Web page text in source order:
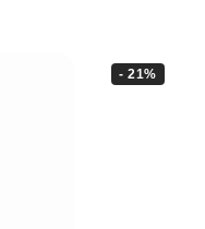
- 21%